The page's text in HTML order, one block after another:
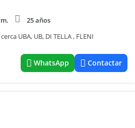
25 años
UBA, UB, DI TELLA , FLENI
WhatsApp Contactar